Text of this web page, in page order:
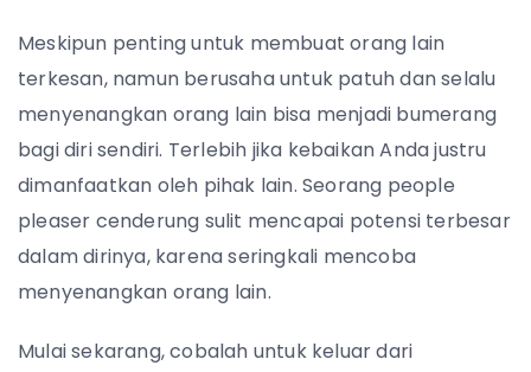
Meskipun penting untuk membuat orang lain
terkesan, namun berusaha untuk patuh dan selalu
menyenangkan orang lain bisa menjadi bumerang
bagi diri sendiri. Terlebih jika kebaikan Anda justru
dimanfaatkan oleh pihak lain. Seorang people
pleaser cenderung sulit mencapai potensi terbesar
dalam dirinya, karena seringkali mencoba
menyenangkan orang lain.
Mulai sekarang, cobalah untuk keluar dari